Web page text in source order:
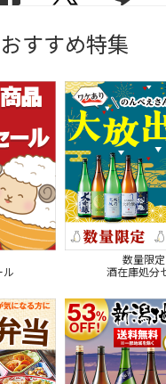
おすすめ特集
ル
数量限定
酒在庫処分